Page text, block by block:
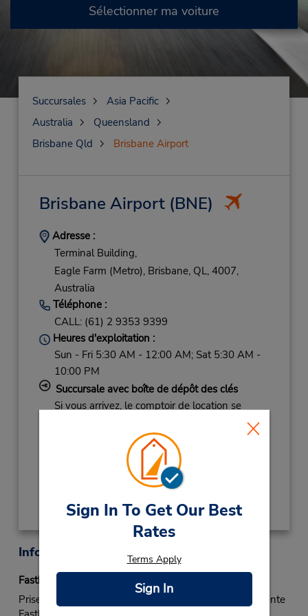
Sign In To Get Our Best
Rates
Terms Apply
Sign In
Sélectionner ma voiture
Succursales
Asia Pacific
Australia
Queensland
Brisbane Qld
Brisbane Airport
Brisbane Airport(BNE)
Adresse :
Terminal Building,
Eagle Farm (Metro), Brisbane, QL, 4007,
Australia
Téléphone :
CALL: (61) 2 9353 9399
Heures d'exploitation :
Sun - Fri 5:30 AM - 12:00 AM; Sat 5:30 AM -
10:00 PM
Succursale avec boîte de dépôt des clés
Si vous arrivez, le comptoir de location se
trouve dans le terminal à une courte distance
de marche du stationnement.
Obtenir un itinéraire
Informations sur la succursale
Fastbreak Service
Prise en charge Fastbreak : Rendez-vous à la file d’attente